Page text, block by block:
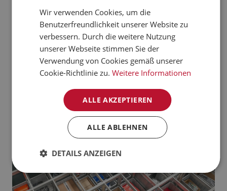
verarbeiten kann.
Jetzt mehr erfahren
Aktuelle News: FRENCH
DANISH
POLISH
ITALIAN
Wir verwenden Cookies, um die
Benutzerfreundlichkeit unserer Website zu
verbessern. Durch die weitere Nutzung
unserer Webseite stimmen Sie der
Verwendung von Cookies gemäß unserer
Cookie-Richtlinie zu. Weitere Informationen
ALLE AKZEPTIEREN
ALLE ABLEHNEN
DETAILS ANZEIGEN